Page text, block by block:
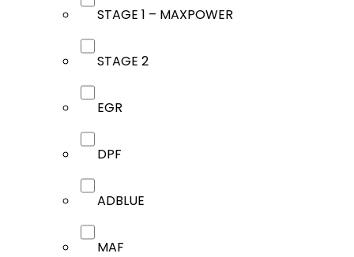
STAGE 1 – MAXPOWER
STAGE 2
EGR
DPF
ADBLUE
MAF